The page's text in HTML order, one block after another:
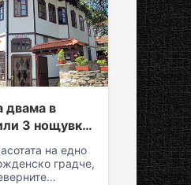
двама в
3 нощувки
и вечерина едно
градче,